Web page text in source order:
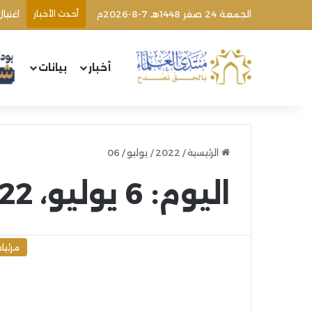
الجمعة 24 صفر 1448هـ 7-8-2026م أحدث الأخبار
أخبار بيانات
الرئيسية/
2022
/ يوليو/
06
اليوم: 6 يوليو، 2022